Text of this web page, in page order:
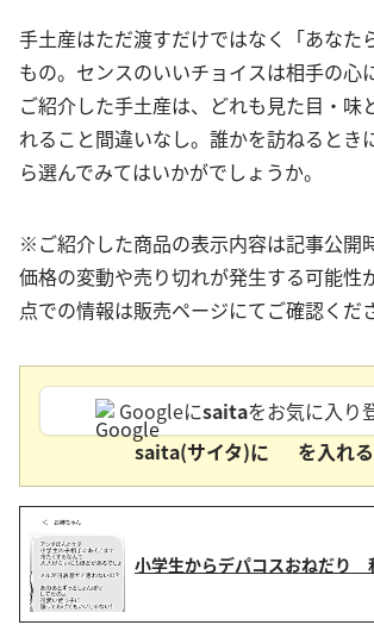
手土産はただ渡すだけではなく「あなた
もの。センスのいいチョイスは相手の心
ご紹介した手土産は、どれも見た目・味
れること間違いなし。誰かを訪ねるとき
ら選んでみてはいかがでしょうか。
※ご紹介した商品の表示内容は記事公開
価格の変動や売り切れが発生する可能性
点での情報は販売ページにてご確認くだ
Googleにsaitaをお気に入り
saita(サイタ)に
を入れ
小学生からデパコスおねだり